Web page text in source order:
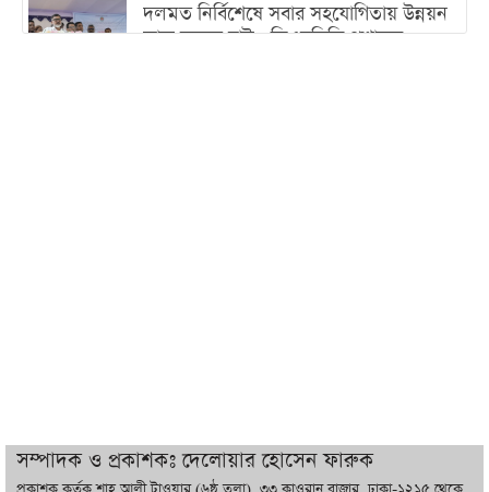
দলমত নির্বিশেষে সবার সহযোগিতায় উন্নয়ন
কাজ করতে চাই : ডিএনসিসি প্রশাসক
সম্পাদক ও প্রকাশকঃ দেলোয়ার হোসেন ফারুক